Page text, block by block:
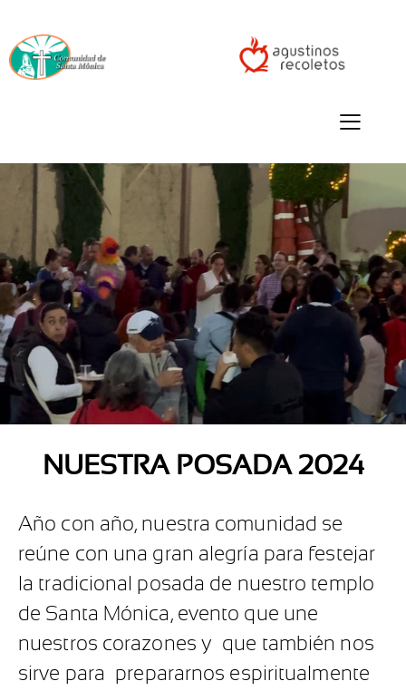
NUESTRA POSADA 2024
Año con año, nuestra comunidad se
reúne con una gran alegría para festejar
la tradicional posada de nuestro templo
de Santa Mónica, evento que une
nuestros corazones y que también nos
sirve para prepararnos espiritualmente